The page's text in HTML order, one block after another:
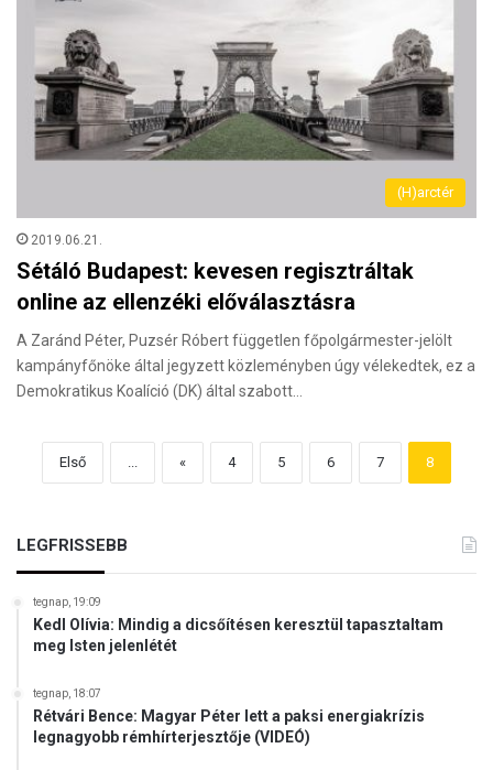
(H)arctér
2019.06.21.
Sétáló Budapest: kevesen regisztráltak
online az ellenzéki előválasztásra
A Zaránd Péter, Puzsér Róbert független főpolgármester-jelölt
kampányfőnöke által jegyzett közleményben úgy vélekedtek, ez a
Demokratikus Koalíció (DK) által szabott…
Első ... « 4 5 6 7 8
LEGFRISSEBB
tegnap, 19:09
Kedl Olívia: Mindig a dicsőítésen keresztül tapasztaltam
meg Isten jelenlétét
tegnap, 18:07
Rétvári Bence: Magyar Péter lett a paksi energiakrízis
legnagyobb rémhírterjesztője (VIDEÓ)